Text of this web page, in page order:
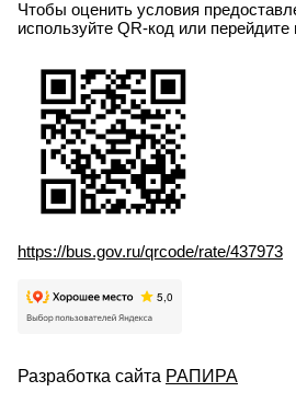
Чтобы оценить условия
используйте QR-код или
https://bus.gov.ru/qrcode/rate/437973
Разработка сайта РАПИРА